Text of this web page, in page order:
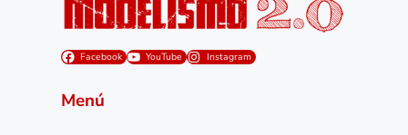
Facebook YouTube Instagram
Menú